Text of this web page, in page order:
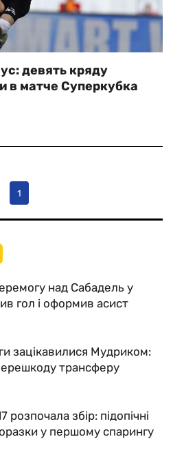
девять кряду
в матче Суперкубка
1
над Сабадель у
гол і оформив асист
зацікавилися Мудриком:
трансферу
розпочала збір: підопічні
у першому спарингу